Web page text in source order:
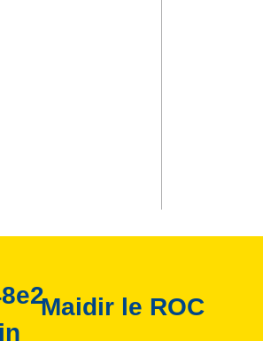
Maidir le ROC